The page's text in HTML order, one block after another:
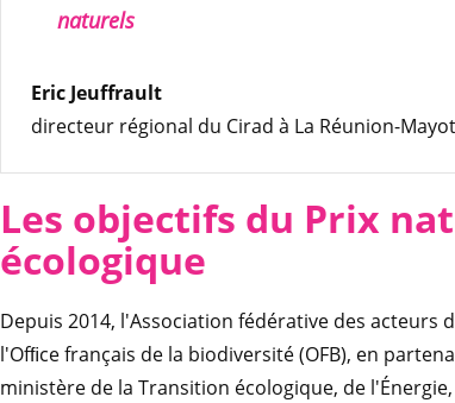
naturels
Eric Jeuffrault
directeur régional du Cirad à La Réunion-
Les objectifs du Prix
écologique
Depuis 2014, l'Association fédérative des acteurs
l'Ofﬁce français de la biodiversité (OFB), en
ministère de la Transition écologique, de